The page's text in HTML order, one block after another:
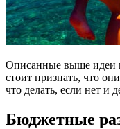
Описанные выше идеи
стоит признать, что
что делать, если нет и
Бюджетные